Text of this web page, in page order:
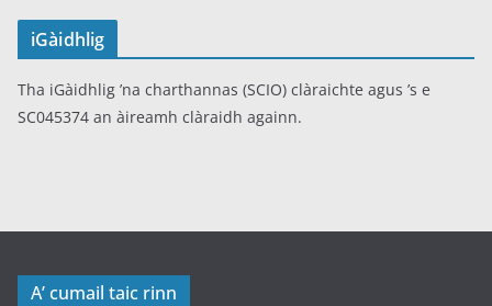
iGàidhlig
Tha iGàidhlig ’na charthannas (SCIO) clàraichte agus ’s e
SC045374 an àireamh clàraidh againn.
A’ cumail taic rinn